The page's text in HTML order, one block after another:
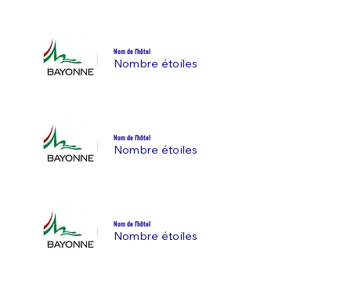
Nom de l'hôtel
Nombre étoiles
Nom de l'hôtel
Nombre étoiles
Nom de l'hôtel
Nombre étoiles